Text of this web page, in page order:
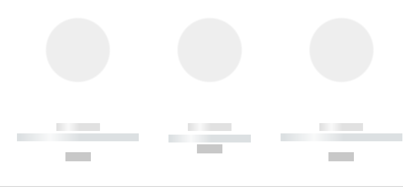
------------
----------- ----------- ----------
------------
----------- -----------
------------
----------- ----------- ----------